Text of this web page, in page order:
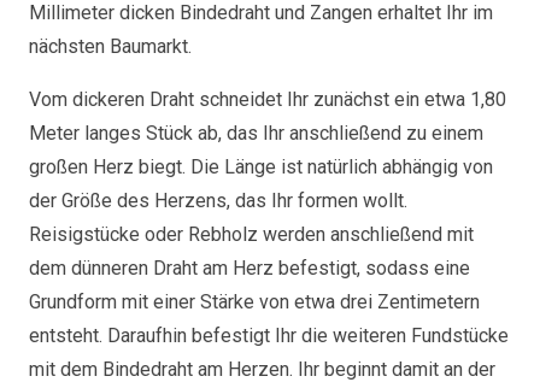
Millimeter dicken Bindedraht und Zangen erhaltet Ihr im
nächsten Baumarkt.
Vom dickeren Draht schneidet Ihr zunächst ein etwa 1,80
Meter langes Stück ab, das Ihr anschließend zu einem
großen Herz biegt. Die Länge ist natürlich abhängig von
der Größe des Herzens, das Ihr formen wollt.
Reisigstücke oder Rebholz werden anschließend mit
dem dünneren Draht am Herz befestigt, sodass eine
Grundform mit einer Stärke von etwa drei Zentimetern
entsteht. Daraufhin befestigt Ihr die weiteren Fundstücke
mit dem Bindedraht am Herzen. Ihr beginnt damit an der